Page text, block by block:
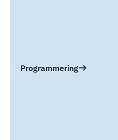
Programmering